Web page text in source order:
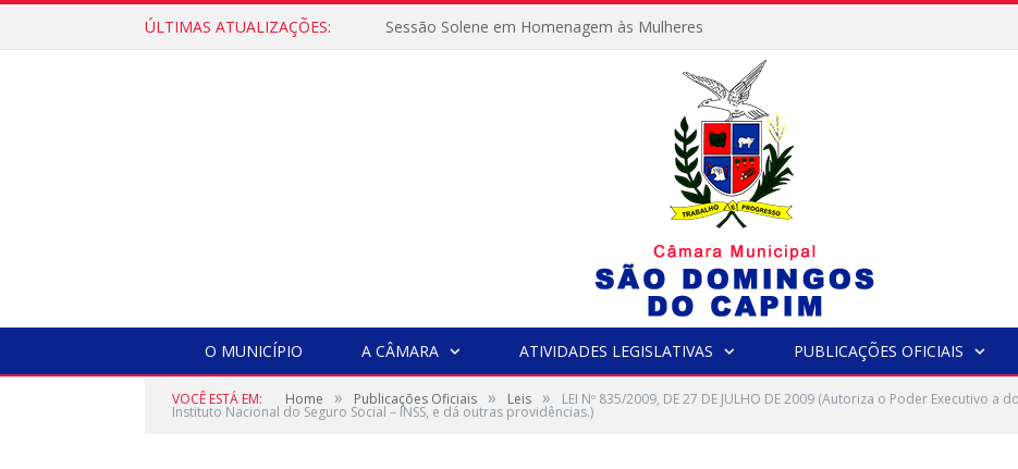
ÚLTIMAS ATUALIZAÇÕES: Sessão Solene em Homenagem às Mulheres
O MUNICÍPIO A CÂMARA ATIVIDADES LEGISLATIVAS PUBLICAÇÕES OFICIAIS
VOCÊ ESTÁ EM: Home » Publicações Oficiais » Leis » LEI Nº 835/2009, DE 27 DE JULHO DE 2009 (Autoriza o Poder Executivo
Instituto Nacional do Seguro Social – INSS, e dá outras providências.)